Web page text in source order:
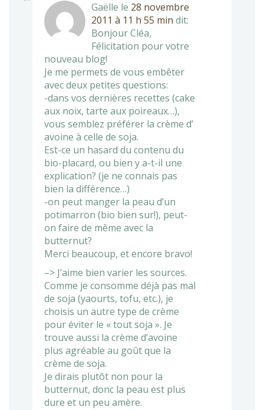
Gaëlle le 28 novembre
2011 à 11 h 55 min dit:
Bonjour Cléa,
Félicitation pour votre
nouveau blog!
Je me permets de vous embêter
avec deux petites questions:
-dans vos dernières recettes (cake
aux noix, tarte aux poireaux…),
vous semblez préférer la crème d’
avoine à celle de soja.
Est-ce un hasard du contenu du
bio-placard, ou bien y a-t-il une
explication? (je ne connais pas
bien la différence…)
-on peut manger la peau d’un
potimarron (bio bien sur!), peut-
on faire de même avec la
butternut?
Merci beaucoup, et encore bravo!
–> J’aime bien varier les sources.
Comme je consomme déjà pas mal
de soja (yaourts, tofu, etc.), je
choisis un autre type de crème
pour éviter le « tout soja ». Je
trouve aussi la crème d’avoine
plus agréable au goût que la
crème de soja.
Je dirais plutôt non pour la
butternut, donc la peau est plus
dure et un peu amère.